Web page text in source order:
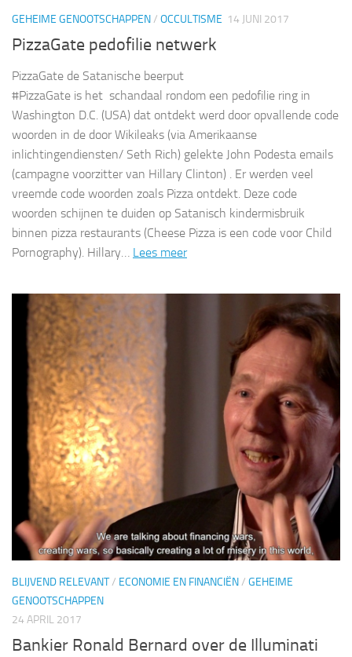
GEHEIME GENOOTSCHAPPEN/ OCCULTISME 14 JUNI 2017
PizzaGate pedofilie netwerk
PizzaGate de Satanische beerput
#PizzaGate is het schandaal rondom een pedofilie ring in
Washington D.C. (USA) dat ontdekt werd door opvallende code
woorden in de door Wikileaks (via Amerikaanse
inlichtingendiensten/ Seth Rich) gelekte John Podesta emails
(campagne voorzitter van Hillary Clinton) . Er werden veel
vreemde code woorden zoals Pizza ontdekt. Deze code
woorden schijnen te duiden op Satanisch kindermisbruik
binnen pizza restaurants (Cheese Pizza is een code voor Child
Pornography). Hillary… Lees meer
BLIJVEND RELEVANT/ ECONOMIE EN FINANCIËN/ GEHEIME
GENOOTSCHAPPEN
24 APRIL 2017
Bankier Ronald Bernard over de Illuminati